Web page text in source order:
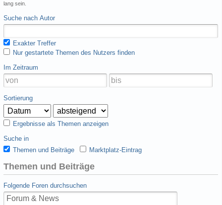
lang sein.
Suche nach Autor
Exakter Treffer
Nur gestartete Themen des Nutzers finden
Im Zeitraum
Sortierung
Ergebnisse als Themen anzeigen
Suche in
Themen und Beiträge
Marktplatz-Eintrag
Themen und Beiträge
Folgende Foren durchsuchen